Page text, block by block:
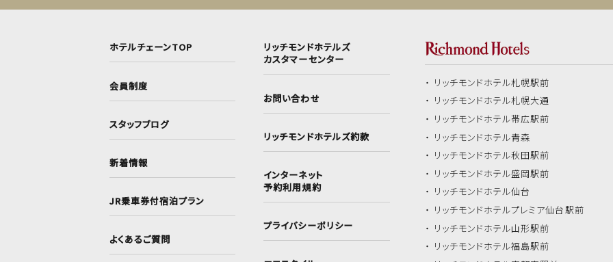
ホテルチェーンTOP
会員制度
スタッフブログ
新着情報
JR乗車券付宿泊プラン
よくあるご質問
リッチモンドホテルズ
カスタマーセンター
お問い合わせ
リッチモンドホテルズ約款
インターネット
予約利用規約
プライバシーポリシー
リッチモンドホテル札幌駅前
リッチモンドホテル札幌大通
リッチモンドホテル帯広駅前
リッチモンドホテル青森
リッチモンドホテル秋田駅前
リッチモンドホテル盛岡駅前
リッチモンドホテル仙台
リッチモンドホテルプレミア仙台駅前
リッチモンドホテル山形駅前
リッチモンドホテル福島駅前